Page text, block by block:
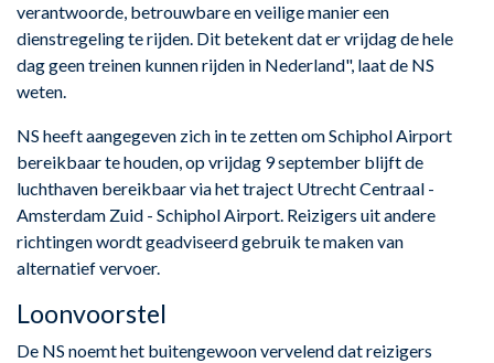
verantwoorde, betrouwbare en veilige manier een
dienstregeling te rijden. Dit betekent dat er vrijdag de hele
dag geen treinen kunnen rijden in Nederland", laat de NS
weten.
NS heeft aangegeven zich in te zetten om Schiphol Airport
bereikbaar te houden, op vrijdag 9 september blijft de
luchthaven bereikbaar via het traject Utrecht Centraal -
Amsterdam Zuid - Schiphol Airport. Reizigers uit andere
richtingen wordt geadviseerd gebruik te maken van
alternatief vervoer.
Loonvoorstel
De NS noemt het buitengewoon vervelend dat reizigers